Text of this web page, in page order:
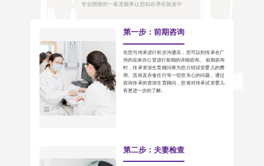
专业细致的一条龙服务让您似在孕在旅途中
第一步：前期咨询
在您与传承进行初步沟通后，您可以到传承在广
州的实体办公室进行前期的详细咨询。 前期咨询
时，传承资深生育顾问将为您介绍试管婴儿的费
用、流程及衣食住行等一切您关心的问题。通过
咨询传承的资深生育顾问，您将对传承试管婴儿
有更进一步的了解。
第二步：夫妻检查